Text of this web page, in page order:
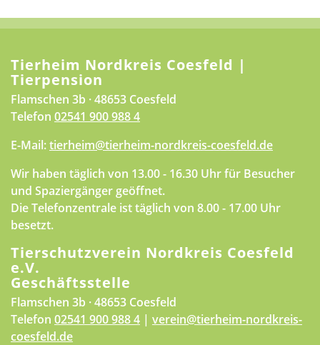
Tierheim Nordkreis Coesfeld |
Tierpension
Flamschen 3b · 48653 Coesfeld
Telefon 02541 900 988 4
E-Mail:tierheim@tierheim-nordkreis-coesfeld.de
Wir haben täglich von 13.00 - 16.30 Uhr für Besucher
und Spaziergänger geöffnet.
Die Telefonzentrale ist täglich von 8.00 - 17.00 Uhr
besetzt.
Tierschutzverein Nordkreis Coesfeld
e.V.
Geschäftsstelle
Flamschen 3b · 48653 Coesfeld
Telefon 02541 900 988 4 | verein@tierheim-nordkreis-
coesfeld.de